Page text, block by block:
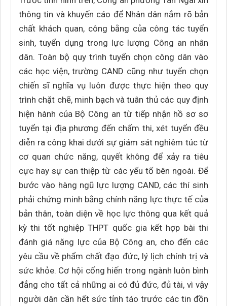
thông tin và khuyến cáo để Nhân dân nắm rõ bản
chất khách quan, công bằng của công tác tuyển
sinh, tuyển dụng trong lực lượng Công an nhân
dân. Toàn bộ quy trình tuyển chọn công dân vào
các học viện, trường CAND cũng như tuyển chọn
chiến sĩ nghĩa vụ luôn được thực hiện theo quy
trình chặt chẽ, minh bạch và tuân thủ các quy định
hiện hành của Bộ Công an từ tiếp nhận hồ sơ sơ
tuyển tại địa phương đến chấm thi, xét tuyển đều
diễn ra công khai dưới sự giám sát nghiêm túc từ
cơ quan chức năng, quyết không để xảy ra tiêu
cực hay sự can thiệp từ các yếu tố bên ngoài. Để
bước vào hàng ngũ lực lượng CAND, các thí sinh
phải chứng minh bằng chính năng lực thực tế của
bản thân, toàn diện về học lực thông qua kết quả
kỳ thi tốt nghiệp THPT quốc gia kết hợp bài thi
đánh giá năng lực của Bộ Công an, cho đến các
yêu cầu về phẩm chất đạo đức, lý lịch chính trị và
sức khỏe. Cơ hội cống hiến trong ngành luôn bình
đẳng cho tất cả những ai có đủ đức, đủ tài, vì vậy
người dân cần hết sức tỉnh táo trước các tin đồn